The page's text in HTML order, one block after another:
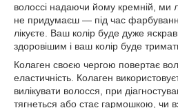
волоссі надаючи йому кремній, ми
не придумаєш — під час
лікуєте. Ваш колір буде дуже
здоровішим і ваш колір буде
Колаген своєю чергою повертає
еластичність. Колаген
вилікувати волосся, при
тягнеться або стає гармошкою, чи